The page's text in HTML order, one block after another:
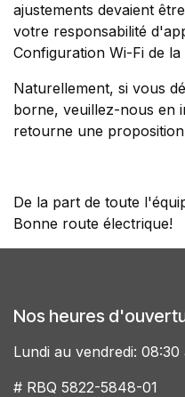
ajustements devaient
votre responsabilité
Configuration Wi-Fi de
Naturellement, si vous
borne, veuillez-nous en
retourne une
De la part de toute
Bonne route électrique!
Nos heures
Lundi au vendredi: 08:30
# RBQ 5822-5848-01